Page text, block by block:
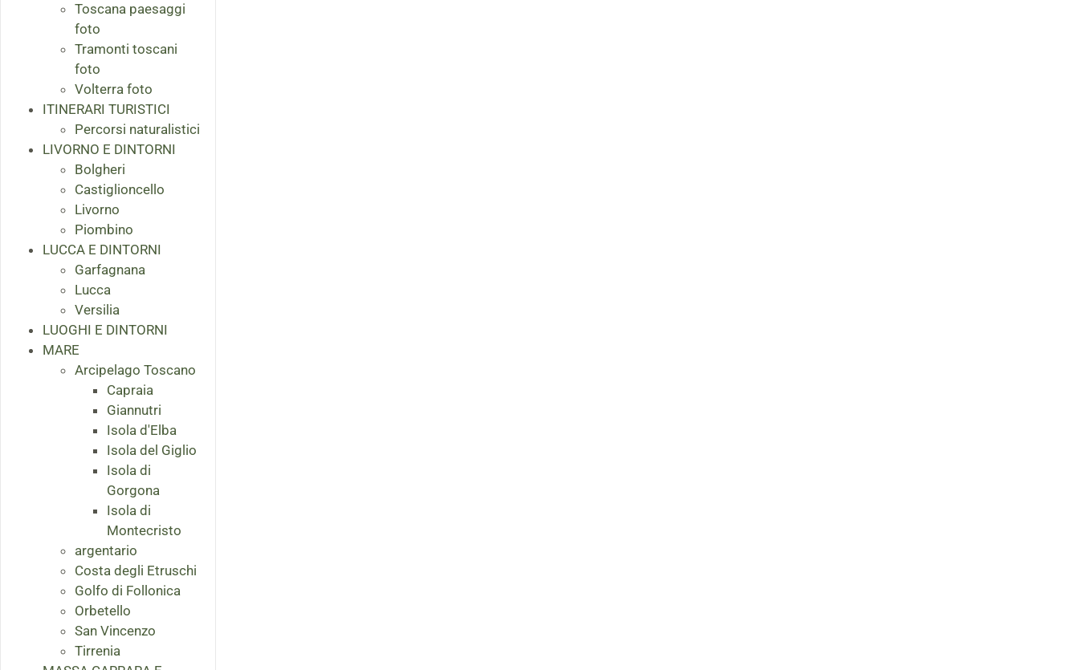
Toscana paesaggi
foto
Tramonti toscani
foto
Volterra foto
ITINERARI TURISTICI
Percorsi naturalistici
LIVORNO E DINTORNI
Bolgheri
Castiglioncello
Livorno
Piombino
LUCCA E DINTORNI
Garfagnana
Lucca
Versilia
LUOGHI E DINTORNI
MARE
Arcipelago Toscano
Capraia
Giannutri
Isola d'Elba
Isola del Giglio
Isola di
Gorgona
Isola di
Montecristo
argentario
Costa degli Etruschi
Golfo di Follonica
Orbetello
San Vincenzo
Tirrenia